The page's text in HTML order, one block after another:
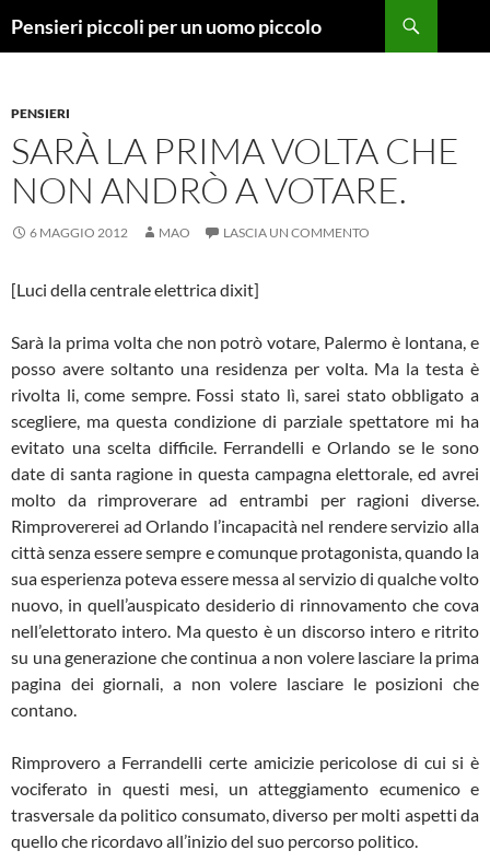
Pensieri piccoli per un uomo piccolo
PENSIERI
SARÀ LA PRIMA VOLTA CHE
NON ANDRÒ A VOTARE.
6 MAGGIO 2012 MAO LASCIA UN COMMENTO
[Luci della centrale elettrica dixit]
Sarà la prima volta che non potrò votare, Palermo è lontana, e
posso avere soltanto una residenza per volta. Ma la testa è
rivolta li, come sempre. Fossi stato lì, sarei stato obbligato a
scegliere, ma questa condizione di parziale spettatore mi ha
evitato una scelta difficile. Ferrandelli e Orlando se le sono
date di santa ragione in questa campagna elettorale, ed avrei
molto da rimproverare ad entrambi per ragioni diverse.
Rimprovererei ad Orlando l’incapacità nel rendere servizio alla
città senza essere sempre e comunque protagonista, quando la
sua esperienza poteva essere messa al servizio di qualche volto
nuovo, in quell’auspicato desiderio di rinnovamento che cova
nell’elettorato intero. Ma questo è un discorso intero e ritrito
su una generazione che continua a non volere lasciare la prima
pagina dei giornali, a non volere lasciare le posizioni che
contano.
Rimprovero a Ferrandelli certe amicizie pericolose di cui si è
vociferato in questi mesi, un atteggiamento ecumenico e
trasversale da politico consumato, diverso per molti aspetti da
quello che ricordavo all’inizio del suo percorso politico.